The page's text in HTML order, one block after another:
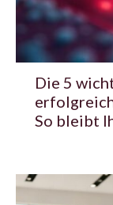
Die 5
So bleibt